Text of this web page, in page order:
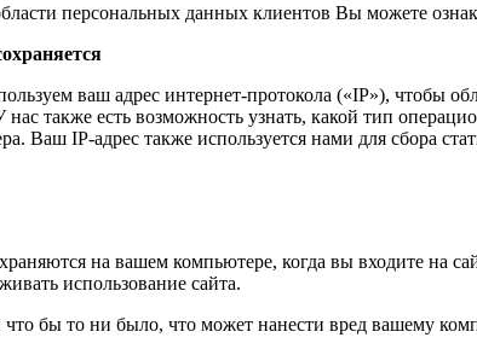
персональных данных клиентов Вы можете
ваш адрес интернет-протокола («IP»), чтобы
также есть возможность узнать, какой тип
Ваш IP-адрес также используется нами для сбора
на вашем компьютере, когда вы входите на
использование сайта.
бы то ни было, что может нанести вред вашему